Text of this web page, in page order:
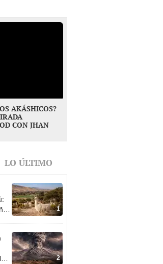
AKÁSHICOS?
CON JHAN
LO ÚLTIMO
1
2